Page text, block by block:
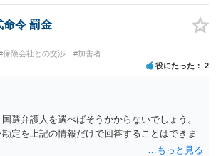
命令 罰金
保険会社との交渉 #加害者
役にたった 2
選弁護人を選べばそうかからないでしょう。
定を上記の情報だけで回答することはできま